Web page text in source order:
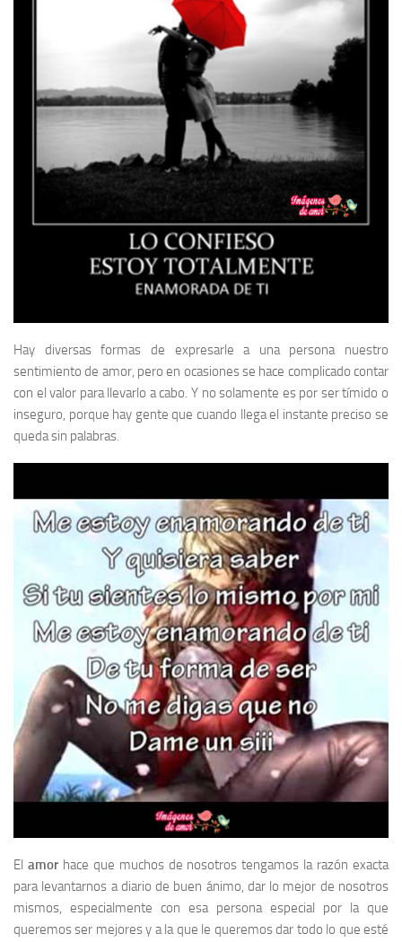
Hay diversas formas de expresarle a una persona nuestro
sentimiento de amor, pero en ocasiones se hace complicado contar
con el valor para llevarlo a cabo. Y no solamente es por ser tímido o
inseguro, porque hay gente que cuando llega el instante preciso se
queda sin palabras.
El amorhace que muchos de nosotros tengamos la razón exacta
para levantarnos a diario de buen ánimo, dar lo mejor de nosotros
mismos, especialmente con esa persona especial por la que
queremos ser mejores y a la que le queremos dar todo lo que esté